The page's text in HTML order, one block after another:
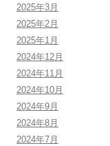
2025年3月
2025年2月
2025年1月
2024年12月
2024年11月
2024年10月
2024年9月
2024年8月
2024年7月